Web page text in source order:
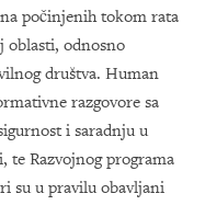
počinjenih tokom rata
oblasti, odnosno
društva. Human
razgovore sa
i saradnju u
te Razvojnog programa
su u pravilu obavljani